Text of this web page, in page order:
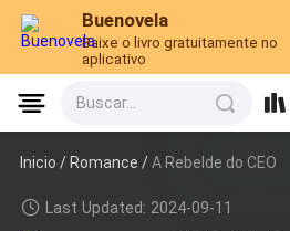
Buenovela
Baixe o livro gratuitamente no
aplicativo
Buscar...
Inicio /Romance /A Rebelde do CEO
Last Updated: 2024-09-11